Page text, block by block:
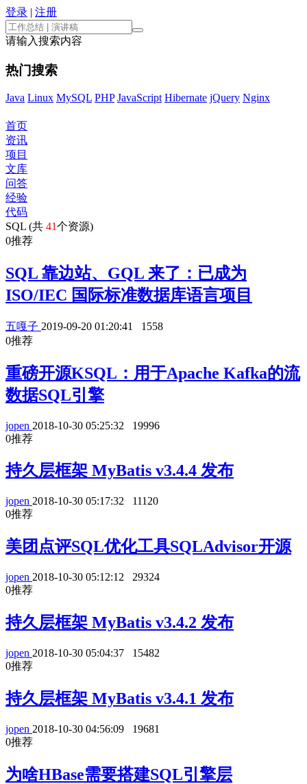
登录 | 注册
请输入搜索内容
热门搜索
Java Linux MySQL PHP JavaScript Hibernate jQuery Nginx
首页
资讯
项目
文库
问答
经验
代码
SQL (共 41个资源)
0推荐
SQL 靠边站、GQL 来了：已成为
ISO/IEC 国际标准数据库语言项目
五嘎子 2019-09-20 01:20:41
1558
0推荐
重磅开源KSQL：用于Apache Kafka的流
数据SQL引擎
jopen 2018-10-30 05:25:32
19996
0推荐
持久层框架 MyBatis v3.4.4 发布
jopen 2018-10-30 05:17:32
11120
0推荐
美团点评SQL优化工具SQLAdvisor开源
jopen 2018-10-30 05:12:12
29324
0推荐
持久层框架 MyBatis v3.4.2 发布
jopen 2018-10-30 05:04:37
15482
0推荐
持久层框架 MyBatis v3.4.1 发布
jopen 2018-10-30 04:56:09
19681
0推荐
为啥HBase需要搭建SQL引擎层